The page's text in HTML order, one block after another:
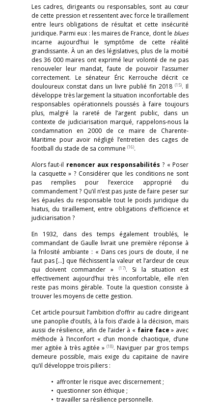
Les cadres, dirigeants ou responsables, sont au cœur
de cette pression et ressentent avec force le tiraillement
entre leurs obligations de résultat et cette insécurité
juridique. Parmi eux : les maires de France, dont le blues
incarne aujourd’hui le symptôme de cette réalité
grandissante. À un an des législatives, plus de la moitié
des 36 000 maires ont exprimé leur volonté de ne pas
renouveler leur mandat, faute de pouvoir l’assumer
correctement. Le sénateur Éric Kerrouche décrit ce
douloureux constat dans un livre publié fin 2018 (15). Il
développe très largement la situation inconfortable des
responsables opérationnels poussés à faire toujours
plus, malgré la rareté de l’argent public, dans un
contexte de judiciarisation marqué, rappelons-nous la
condamnation en 2000 de ce maire de Charente-
Maritime pour avoir négligé l’entretien des cages de
football du stade de sa commune (16).
Alors faut-il renoncer aux responsabilités? « Poser
la casquette » ? Considérer que les conditions ne sont
pas remplies pour l’exercice approprié du
commandement ? Qu’il n’est pas juste de faire peser sur
les épaules du responsable tout le poids juridique du
hiatus, du tiraillement, entre obligations d’efficience et
judiciarisation ?
En 1932, dans des temps également troublés, le
commandant de Gaulle livrait une première réponse à
la frilosité ambiante : « Dans ces jours de doute, il ne
faut pas […] que fléchissent la valeur et l’ardeur de ceux
qui doivent commander »
(17). Si la situation est
effectivement aujourd’hui très inconfortable, elle n’en
reste pas moins gérable. Toute la question consiste à
trouver les moyens de cette gestion.
Cet article poursuit l’ambition d’offrir au cadre dirigeant
une panoplie d’outils, à la fois d’aide à la décision, mais
aussi de résilience, afin de l’aider à « faire face» avec
méthode à l’inconfort « d’un monde chaotique, d’une
mer agitée à très agitée »(18). Naviguer par gros temps
demeure possible, mais exige du capitaine de navire
qu’il développe trois piliers :
• affronter le risque avec discernement ;
• questionner son éthique ;
• travailler sa résilience personnelle.